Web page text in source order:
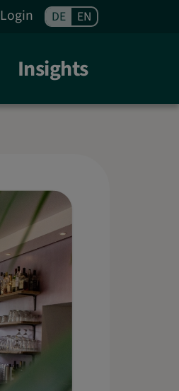
DE EN
Login
Insights